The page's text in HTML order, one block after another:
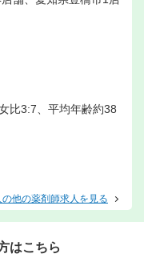
比3:7、平均年齢約38
の他の薬剤師求人を見る
はこちら